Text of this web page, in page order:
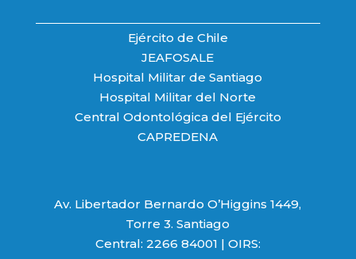
Ejército de Chile
JEAFOSALE
Hospital Militar de Santiago
Hospital Militar del Norte
Central Odontológica del Ejército
CAPREDENA
Av. Libertador Bernardo O’Higgins 1449,
Torre 3. Santiago
Central: 2266 84001 | OIRS: